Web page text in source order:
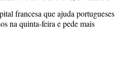
francesa que ajuda portugueses
na quinta-feira e pede mais